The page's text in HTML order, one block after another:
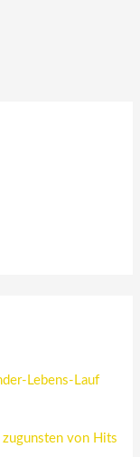
Lebens-Lauf
zugunsten von Hits